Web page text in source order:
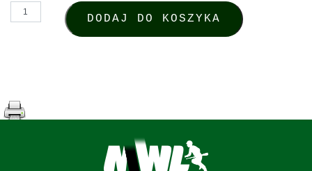
ilość Damian Waszak, Rok czterech cesarzy (68-69 n.e.).
DODAJ DO KOSZYKA